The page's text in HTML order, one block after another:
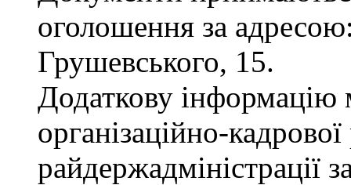
оголошення за
Грушевського, 15.
Додаткову інформацію
організаційно-
райдержадміністрації